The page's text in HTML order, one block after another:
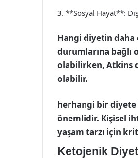
3. **Sosyal Hayat**:
Hangi diyetin daha
durumlarına bağlı
olabilirken, Atkins
olabilir.
herhangi bir diyete
önemlidir. Kişisel
yaşam tarzı için
Ketojenik